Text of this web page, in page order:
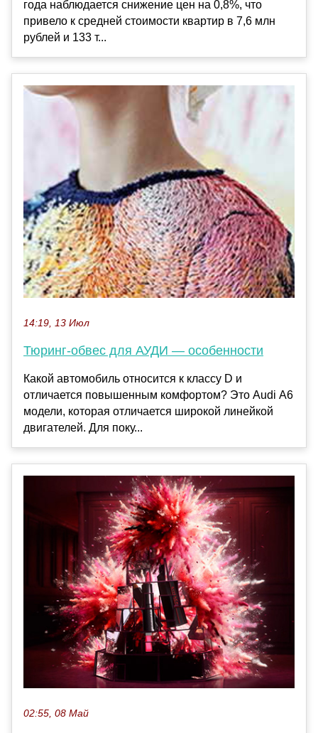
года наблюдается снижение цен на 0,8%, что
привело к средней стоимости квартир в 7,6 млн
рублей и 133 т...
14:19, 13 Июл
Тюринг-обвес для АУДИ — особенности
Какой автомобиль относится к классу D и
отличается повышенным комфортом? Это Audi А6
модели, которая отличается широкой линейкой
двигателей. Для поку...
02:55, 08 Май